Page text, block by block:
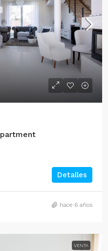
Detalles
hace 6 años
VENTA